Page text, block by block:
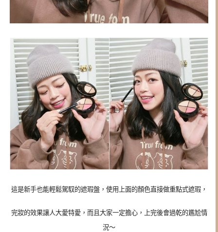
這是新手也能輕鬆駕馭的遮瑕盤，使用上面的顏色直接做重點式遮瑕，
完妝的效果讓人大愛特愛，而且大家一定擔心，上完後會過乾的尷尬情
況～